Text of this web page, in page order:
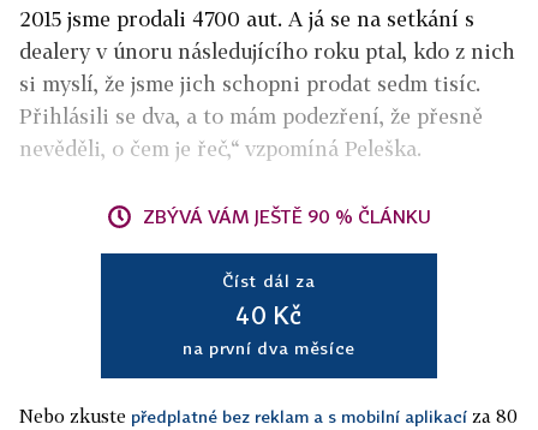
2015 jsme prodali 4700 aut. A já se na setkání s
dealery v únoru následujícího roku ptal, kdo z nich
si myslí, že jsme jich schopni prodat sedm tisíc.
Přihlásili se dva, a to mám podezření, že přesně
nevěděli, o čem je řeč,“ vzpomíná Peleška.
ZBÝVÁ VÁM JEŠTĚ 90 % ČLÁNKU
Číst dál za
40 Kč
na první dva měsíce
Nebo zkuste předplatné bez reklam a s mobilní aplikací za 80